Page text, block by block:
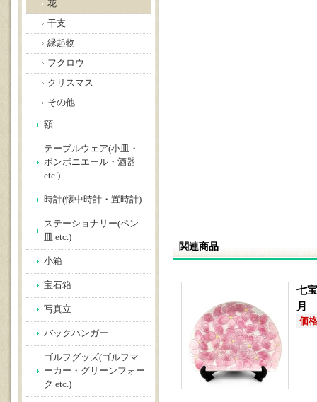
花
干支
縁起物
フクロウ
クリスマス
その他
額
テーブルウェア(小皿・
ボンボニエール・酒器
etc.)
時計(懐中時計・置時計)
ステーショナリー(ペン
皿 etc.)
小箱
宝石箱
写真立
バックハンガー
ゴルフグッズ(ゴルフマ
ーカー・グリーンフォー
ク etc.)
関連商品
七
月
価